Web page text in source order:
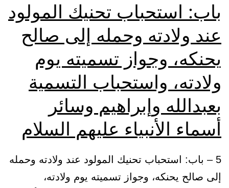
باب: استحباب تحنيك المولود
عند ولادته وحمله إلى صالح
يحنكه، وجواز تسميته يوم
ولادته، واستحباب التسمية
بعبدالله وإبراهيم وسائر
أسماء الأنبياء عليهم السلام
5 – باب: استحباب تحنيك المولود عند ولادته وحمله
إلى صالح يحنكه، وجواز تسميته يوم ولادته،